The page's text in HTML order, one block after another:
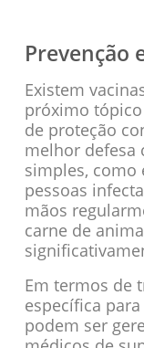
Prevenção
Existem
próximo tópico
de proteção
melhor defesa
simples,
pessoas
mãos
carne de
Em termos de
específica
podem ser